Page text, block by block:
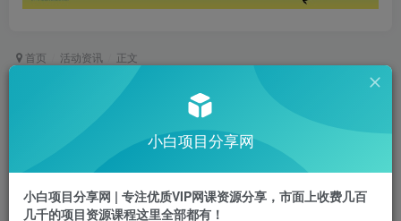
首页 活动资讯 正文
工行38节抽3.8~100元立减金
0 521 29
小白项目分享网
小白项目分享网 | 专注优质VIP网课资源分享，市面上收费几百
几千的项目资源课程这里全部都有！